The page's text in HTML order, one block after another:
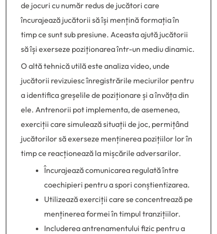
de jocuri cu număr redus de jucători care
încurajează jucătorii să își mențină formația în
timp ce sunt sub presiune. Aceasta ajută jucătorii
să își exerseze poziționarea într-un mediu dinamic.
O altă tehnică utilă este analiza video, unde
jucătorii revizuiesc înregistrările meciurilor pentru
a identifica greșelile de poziționare și a învăța din
ele. Antrenorii pot implementa, de asemenea,
exerciții care simulează situații de joc, permițând
jucătorilor să exerseze menținerea pozițiilor lor în
timp ce reacționează la mișcările adversarilor.
Încurajează comunicarea regulată între
coechipieri pentru a spori conștientizarea.
Utilizează exerciții care se concentrează pe
menținerea formei în timpul tranzițiilor.
Includerea antrenamentului fizic pentru a